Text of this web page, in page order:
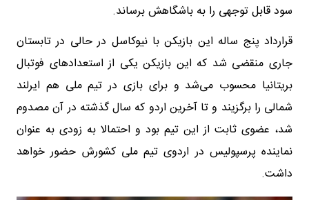
سود قابل توجهی را به باشگاهش برساند.
قرارداد پنج ساله این بازیکن با نیوکاسل در حالی در تابستان
جاری منقضی شد که این بازیکن یکی از استعدادهای فوتبال
بریتانیا محسوب می‌شد و برای بازی در تیم ملی هم ایرلند
شمالی را برگزیند و تا آخرین اردو که سال گذشته در آن مصدوم
شد، عضوی ثابت از این تیم بود و احتمالا به زودی به عنوان
نماینده پرسپولیس در اردوی تیم ملی کشورش حضور خواهد
داشت.